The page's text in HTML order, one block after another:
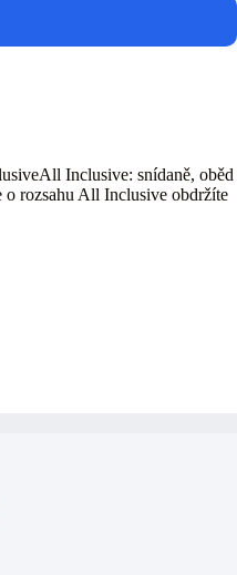
Inclusive: snídaně, oběd
o rozsahu All Inclusive obdržíte